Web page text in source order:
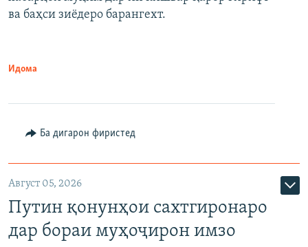
ва баҳси зиёдеро барангехт.
Идома
Ба дигарон фиристед
Август 05, 2026
Путин қонунҳои сахтгиронаро
дар бораи муҳоҷирон имзо